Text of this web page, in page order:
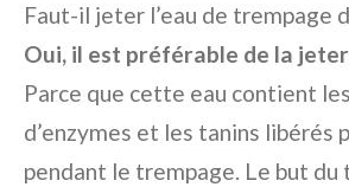
Faut-il jeter l’eau de trempage
Oui, il est préférable de la jeter
Parce que cette eau contient
d’enzymes et les tanins libérés
pendant le trempage. Le but du